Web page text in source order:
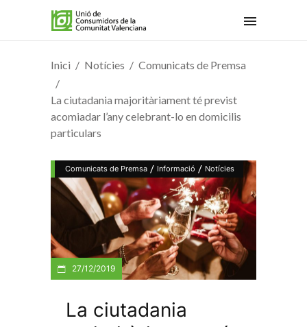
Inici Notícies Comunicats de Premsa
La ciutadania majoritàriament té previst
acomiadar l’any celebrant-lo en domicilis
particulars
Comunicats de Premsa / Informació / Notícies
27/12/2019
La ciutadania